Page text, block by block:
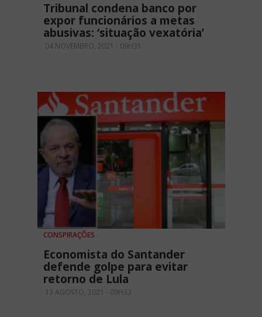
Tribunal condena banco por
expor funcionários a metas
abusivas: ‘situação vexatória’
04 NOVEMBRO, 2021 - 09H31
CONSPIRAÇÕES
Economista do Santander
defende golpe para evitar
retorno de Lula
13 AGOSTO, 2021 - 09H33